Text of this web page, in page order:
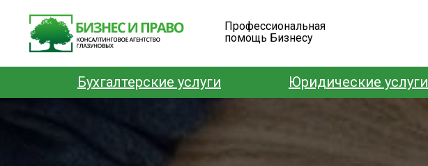
Профессиональная
помощь Бизнесу
Бухгалтерские услуги Юридические услуги